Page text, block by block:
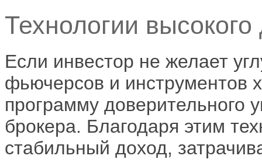
Технологии
Если инвестор не желает
фьючерсов и инструментов
программу доверительного
брокера. Благодаря этим
стабильный доход,